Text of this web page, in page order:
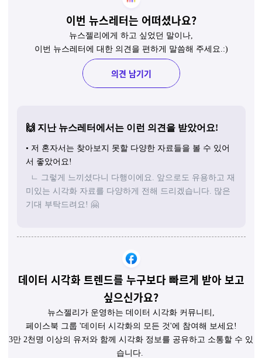
이번 뉴스레터는 어떠셨나요?
뉴스젤리에게 하고 싶었던 말이나,
이번 뉴스레터에 대한 의견을 편하게 말씀해 주세요.:)
의견 남기기
🙌 지난 뉴스레터에서는 이런 의견을 받았어요!
• 저 혼자서는 찾아보지 못할 다양한 자료들을 볼 수 있어
서 좋았어요!
ㄴ 그렇게 느끼셨다니 다행이에요. 앞으로도 유용하고 재
미있는 시각화 자료를 다양하게 전해 드리겠습니다. 많은
기대 부탁드려요! 🤗
데이터 시각화 트렌드를 누구보다 빠르게 받아 보고
싶으신가요?
뉴스젤리가 운영하는 데이터 시각화 커뮤니티,
페이스북 그룹 '데이터 시각화의 모든 것'에 참여해 보세요!
3만 2천명 이상의 유저와 함께 시각화 정보를 공유하고 소통할 수 있
습니다.